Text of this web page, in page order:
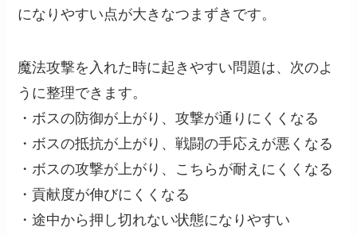
になりやすい点が大きなつまずきです。
魔法攻撃を入れた時に起きやすい問題は、次のよ
うに整理できます。
・ボスの防御が上がり、攻撃が通りにくくなる
・ボスの抵抗が上がり、戦闘の手応えが悪くなる
・ボスの攻撃が上がり、こちらが耐えにくくなる
・貢献度が伸びにくくなる
・途中から押し切れない状態になりやすい